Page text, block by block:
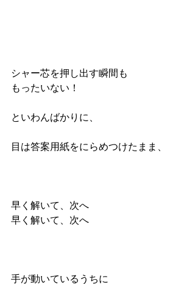
シャー芯を押し出す瞬間も
もったいない！
といわんばかりに、
目は答案用紙をにらめつけたまま、
早く解いて、次へ
早く解いて、次へ
手が動いているうちに